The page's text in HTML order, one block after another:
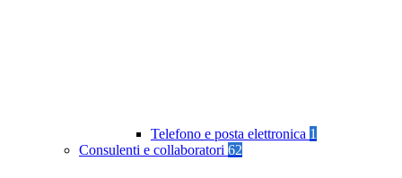
Telefono e posta elettronica 1
Consulenti e collaboratori 62